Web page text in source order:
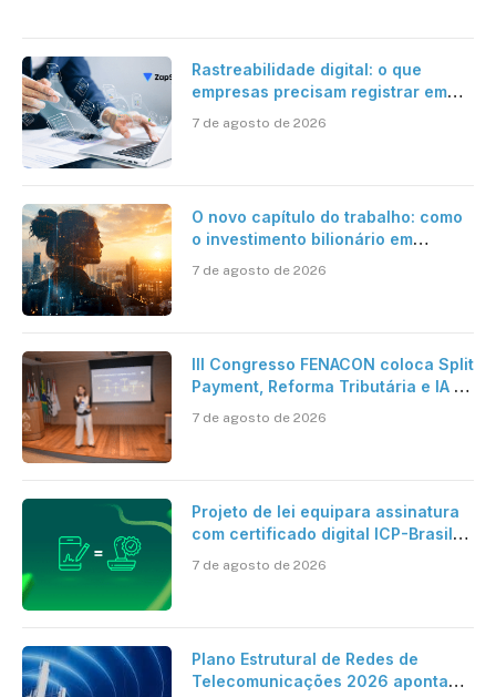
Rastreabilidade digital: o que
empresas precisam registrar em
7 de agosto de 2026
O novo capítulo do trabalho: como
o investimento bilionário em
verdadeira era da inteligência
7 de agosto de 2026
III Congresso FENACON coloca Split
Payment, Reforma Tributária e IA no
7 de agosto de 2026
Projeto de lei equipara assinatura
com certificado digital ICP-Brasil
cartório
7 de agosto de 2026
Plano Estrutural de Redes de
Telecomunicações 2026 aponta